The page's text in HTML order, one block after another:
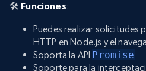
🛠️ Funciones:
Puedes realizar
HTTP en Node.js y el
Soporta la API Promise
Soporte para la